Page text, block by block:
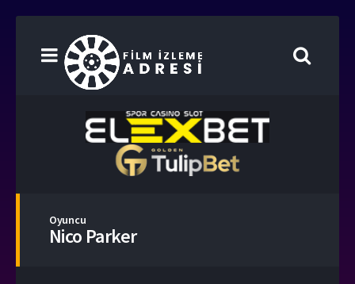
Oyuncu
Nico Parker